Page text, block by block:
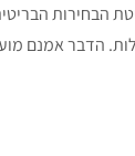
הבחירות
הדבר אמנם